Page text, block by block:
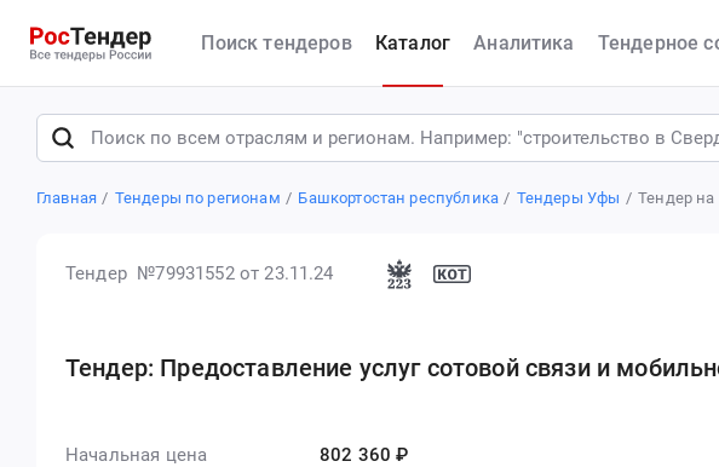
Поиск тендеров Каталог Аналитика Тендерное
Главная Тендеры по регионам Башкортостан республика Тендеры Уфы Тендер на
Тендер №79931552от 23.11.24
Тендер: Предоставление услуг сотовой связи и
Начальная цена 802 360 ₽